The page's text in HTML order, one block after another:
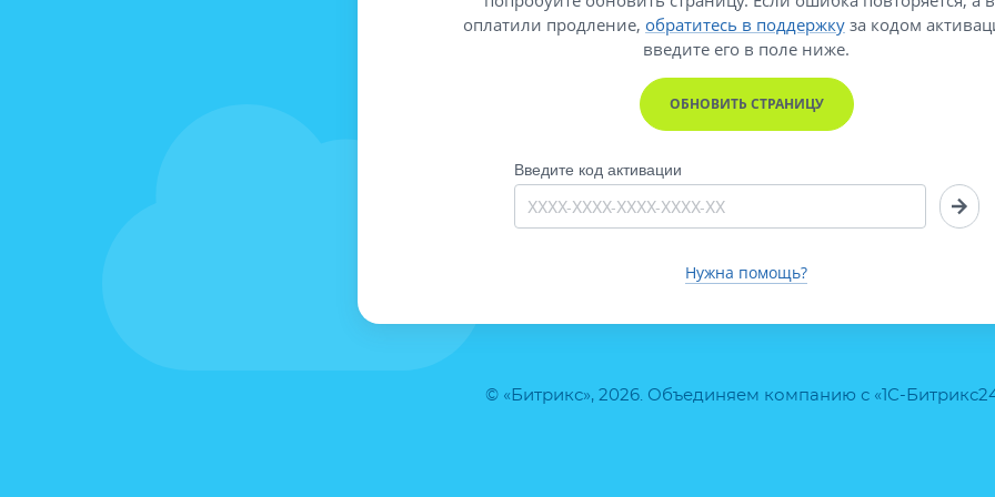
© «Битрикс», 2026. Объединяем компанию с «1С-
оплатили продление, обратитесь в поддержку за кодом
введите его в поле ниже.
ОБНОВИТЬ СТРАНИЦУ
Введите код активации
Нужна помощь?